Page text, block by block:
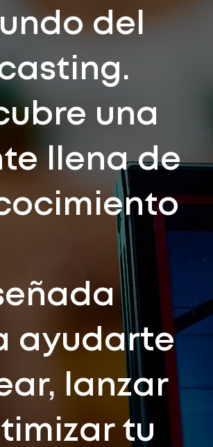
del
una
llena de
ayudarte
lanzar
tu